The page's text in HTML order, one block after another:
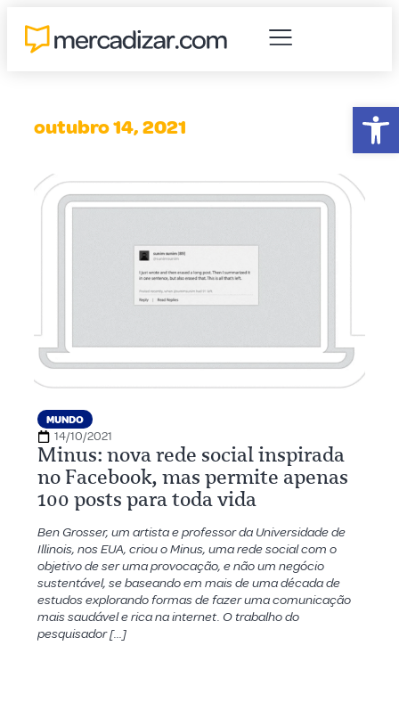
outubro 14, 2021
MUNDO
14/10/2021
Minus: nova rede social inspirada
no Facebook, mas permite apenas
100 posts para toda vida
Ben Grosser, um artista e professor da Universidade de
Illinois, nos EUA, criou o Minus, uma rede social com o
objetivo de ser uma provocação, e não um negócio
sustentável, se baseando em mais de uma década de
estudos explorando formas de fazer uma comunicação
mais saudável e rica na internet. O trabalho do
pesquisador […]